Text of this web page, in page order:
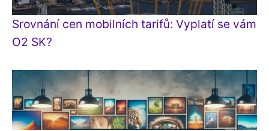
Srovnání cen mobilních tarifů: Vyplatí se vám
O2 SK?